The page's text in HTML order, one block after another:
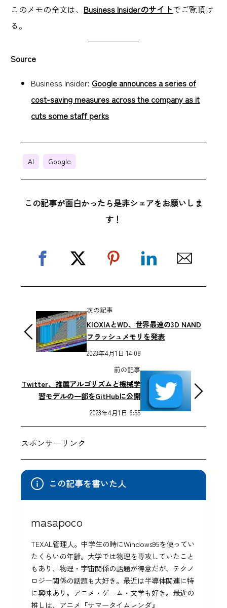
このメモの全文は、 Business Insiderのサイトでご覧頂け
る。
Source
Business Insider: Google announces a series of
cost-saving measures across the company as it
cuts some staff perks
AI Google
この記事が面白かったら是非シェアをお願いしま
す！
次の記事
KIOXIAとWD、世界最速の3D NAND
フラッシュメモリを発表
2023年4月1日 14:08
前の記事
Twitter、推薦アルゴリズムと機械学
習モデルの一部をGitHubに公開
2023年4月1日 6:55
スポンサーリンク
この記事を書いた人
masapoco
TEXAL管理人。中学生の時にWindows95を使ってい
たくらいの年齢。大学では物理を専攻していたこと
もあり、物理・宇宙関係の話題が得意だが、テクノ
ロジー関係の話題も大好き。最近は半導体関連に特
に興味あり。アニメ・ゲーム・文学も好き。最近の
推しは、アニメ『サマータイムレンダ』